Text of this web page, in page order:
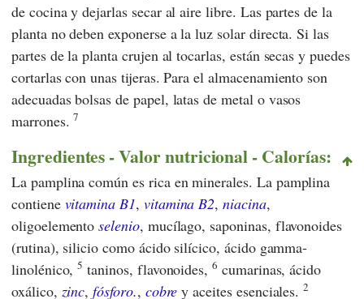
de cocina y dejarlas secar al aire libre. Las partes de la
planta no deben exponerse a la luz solar directa. Si las
partes de la planta crujen al tocarlas, están secas y puedes
cortarlas con unas tijeras. Para el almacenamiento son
adecuadas bolsas de papel, latas de metal o vasos
marrones.7
Ingredientes - Valor nutricional - Calorías:
La pamplina común es rica en minerales. La pamplina
contiene vitamina B1, vitamina B2,niacina,
oligoelementoselenio, mucílago, saponinas, flavonoides
(rutina), silicio como ácido silícico, ácido gamma-
linolénico,5 taninos, flavonoides,6 cumarinas, ácido
oxálico, zinc,fósforo., cobre y aceites esenciales.2